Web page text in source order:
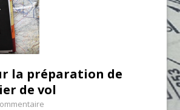
la préparation de
de vol